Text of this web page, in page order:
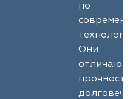
по
Они